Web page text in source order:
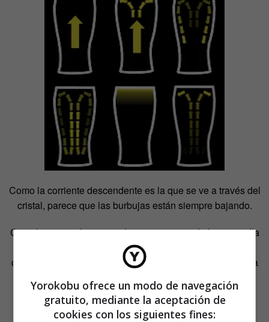
Como la corriente descendente es la que se ve a través del
cristal, parece que las burbujas están siempre bajando.
Con el tiempo, el proceso de asentamiento de la espumilla
llega a su fin, pues cada vez más burbujas se han
depositado en la parte superior de la cerveza durante esta
circulante pierde ímpetu y, con ello, termina por
desaparecer.
Yorokobu ofrece un modo de navegación
gratuito, mediante la aceptación de
cookies con los siguientes fines: